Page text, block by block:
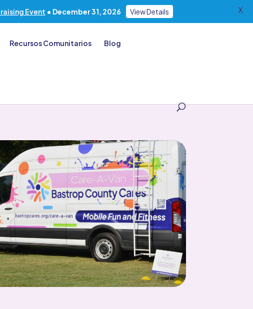
Recursos Comunitarios Blog
Event • December 31, 2026 View Details X